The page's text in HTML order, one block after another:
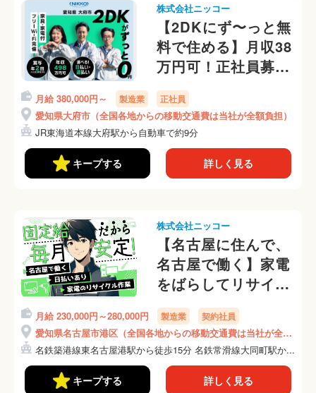
株式会社ニッコー
【2DKにず〜っと無
料で住める】月収38
万円可！正社員募集
◎中卒・高卒の社員
活躍中！就業先まで
0円で移動
OK◎(285-1)
月給 380,000円～ 製造業 正社員
愛知県大府市（全国各地からの移動交通費は当社が全額負担）
JR東海道本線大府駅から自動車で約9分
キープする 詳しく見る
株式会社ニッコー
【名古屋に住んで、
名古屋で働く】家電
をばらしてリサイク
ル！毎日現金で日払
い可！携帯ナシでも
入社OK！食事付
き・Wi-Fi使い放題
◎(7-2)
月給 230,000円～280,000円 製造業 契約社員
愛知県名古屋市港区（全国各地からの移動交通費は当社が全額
負担）
名鉄築港線東名古屋港駅から徒歩15分 名鉄常滑線大同町駅か...
キープする 詳しく見る